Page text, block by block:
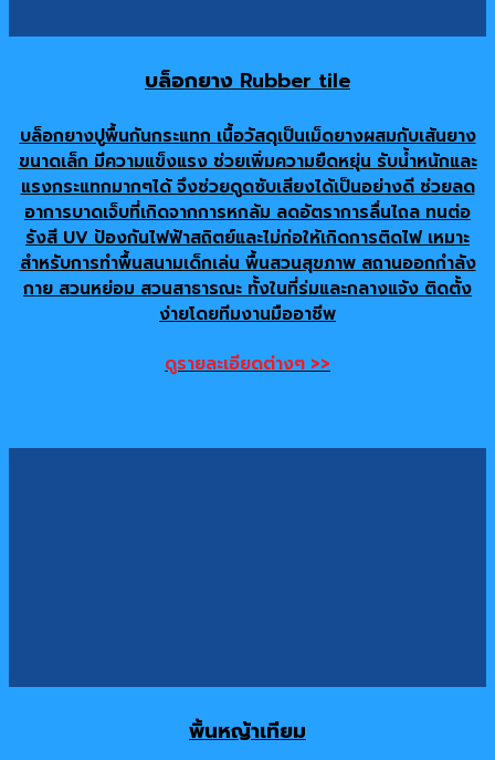
บล็อกยางRubber tile
บล็อกยางปูพื้นกันกระแทก เนื้อวัสดุเป็นเม็ดยางผสมกับเส้นยาง
ขนาดเล็ก มีความแข็งแรง ช่วยเพิ่มความยืดหยุ่น รับน้ำหนักและ
แรงกระแทกมากๆได้ จึงช่วยดูดซับเสียงได้เป็นอย่างดี ช่วยลด
อาการบาดเจ็บที่เกิดจากการหกล้ม ลดอัตราการลื่นไถล ทนต่อ
รังสี UV ป้องกันไฟฟ้าสถิตย์​และไม่ก่อให้เกิดการติดไฟ เหมาะ
สำหรับการทำพื้นสนามเด็กเล่น พื้นสวนสุขภาพ สถานออกกำลัง
กาย สวนหย่อม สวนสาธารณะ ทั้งในที่ร่มและกลางแจ้ง ติดตั้ง
ง่ายโดยทีมงานมืออาชีพ
ดูรายละเอียดต่างๆ >>
พิ้นหญ้าเทียม